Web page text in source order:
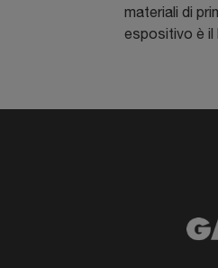
materiali di
espositivo è il